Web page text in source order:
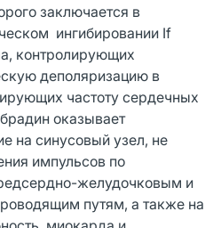
заключается в
ингибировании If
контролирующих
деполяризацию в
частоту сердечных
оказывает
на синусовый узел, не
импульсов по
желудочковым и
путям, а также на